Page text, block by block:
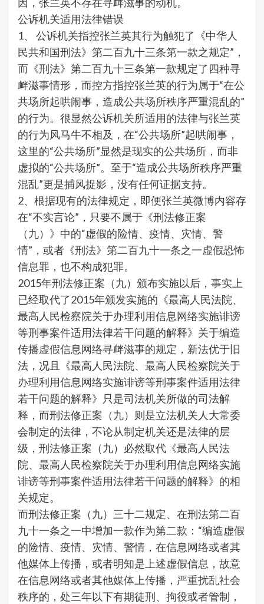
公诉机关适用法律错误
1、 公诉机关指控张兰英其行为触犯了《中华人
民共和国刑法》第二百九十三条第一款之规定”，
而《刑法》第二百九十三条第一款规定了四种寻
衅滋事情形，而控方指控张兰英的行为属于“在公
共场所起哄闹事，造成公共场所秩序严重混乱的”
的行为。很显然公诉机关所适用的法律与张兰英
的行为风马牛不相及，在“公共场所”起哄闹事，
这里的“公共场所”显然是现实的公共场所，而非
虚拟的“公共场所”。至于“造成公共场所秩序严重
混乱”更是捕风捉影，没有任何证据支持。
2、根据现有的法律规定，即便张兰英微博内容存
在“不实言论”，只要不属于《刑法修正案
（九）》中的“虚假的险情、疫情、灾情、警
情”，或者《刑法》第二百九十一条之一虚假恐怖
信息罪，也不构成犯罪。
2015年刑法修正案（九）颁布实施以后，事实上
已经取代了2015年颁发实施的《最高人民法院、
最高人民检察院关于办理利用信息网络实施诽谤
等刑事案件适用法律若干问题的解释》关于编造
传播虚假信息网络寻衅滋事的规定，新法优于旧
法，况且《最高人民法院、最高人民检察院关于
办理利用信息网络实施诽谤等刑事案件适用法律
若干问题的解释》只是司法机关所做的司法解
释，而刑法修正案（九）则是立法机关人大常委
会制定的法律，不论从制定机关还是法律的层
级，刑法修正案（九）必然取代《最高人民法
院、最高人民检察院关于办理利用信息网络实施
诽谤等刑事案件适用法律若干问题的解释》的相
关规定。
而刑法修正案（九）三十二规定、在刑法第二百
九十一条之一中增加一款作为第二款：“编造虚假
的险情、疫情、灾情、警情，在信息网络或者其
他媒体上传播，或者明知是上述虚假信息，故意
在信息网络或者其他媒体上传播，严重扰乱社会
秩序的，处三年以下有期徒刑、拘役或者管制，